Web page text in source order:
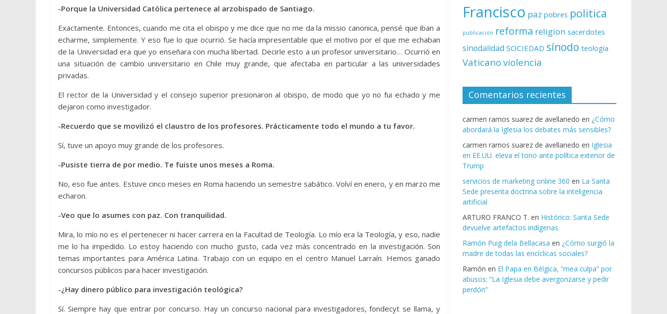
-Porque la Universidad Católica pertenece al arzobispado de Santiago.
Exactamente. Entonces, cuando me cita el obispo y me dice que no me da la missio canonica, pensé que iban a
echarme, simplemente. Y eso fue lo que ocurrió. Se hacía impresentable que el motivo por el que me echaban
de la Universidad era que yo enseñara con mucha libertad. Decirle esto a un profesor universitario… Ocurrió en
una situación de cambio universitario en Chile muy grande, que afectaba en particular a las universidades
privadas.
El rector de la Universidad y el consejo superior presionaron al obispo, de modo que yo no fui echado y me
dejaron como investigador.
-Recuerdo que se movilizó el claustro de los profesores. Prácticamente todo el mundo a tu favor.
Sí, tuve un apoyo muy grande de los profesores.
-Pusiste tierra de por medio. Te fuiste unos meses a Roma.
No, eso fue antes. Estuve cinco meses en Roma haciendo un semestre sabático. Volví en enero, y en marzo me
echaron.
-Veo que lo asumes con paz. Con tranquilidad.
Mira, lo mío no es el pertenecer ni hacer carrera en la Facultad de Teología. Lo mío era la Teología, y eso, nadie
me lo ha impedido. Lo estoy haciendo con mucho gusto, cada vez más concentrado en la investigación. Son
temas importantes para América Latina. Trabajo con un equipo en el centro Manuel Larraín. Hemos ganado
concursos públicos para hacer investigación.
-¿Hay dinero público para investigación teológica?
Sí. Siempre hay que entrar por concurso. Hay un concurso nacional para investigadores, fondecyt se llama, y
Francisco paz pobres politica
publicación reforma religion sacerdotes
sinodalidad SOCIEDAD sínodo teología
Vaticano violencia
Comentarios recientes
carmen ramos suarez de avellanedo en ¿Cómo
abordará la Iglesia los debates más sensibles?
carmen ramos suarez de avellanedo en Iglesia
en EE.UU. eleva el tono ante política exterior de
Trump
servicios de marketing online 360 en La Santa
Sede presenta doctrina sobre la inteligencia
artificial
ARTURO FRANCO T. en Histórico: Santa Sede
devuelve artefactos indígenas
Ramón Puig dela Bellacasa en ¿Cómo surgió la
madre de todas las encíclicas sociales?
Ramón en El Papa en Bélgica, “mea culpa” por
abusos: “La Iglesia debe avergonzarse y pedir
perdón”